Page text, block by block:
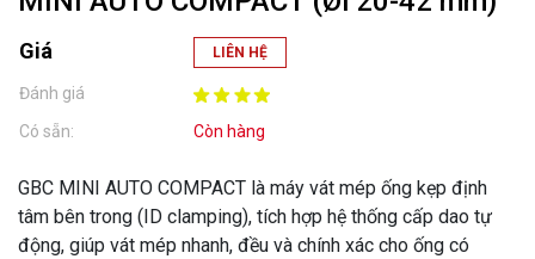
Giá LIÊN HỆ
Đánh giá
Có sẵn:
Còn hàng
GBC MINI AUTO COMPACT là máy vát mép ống kẹp định
tâm bên trong (ID clamping), tích hợp hệ thống cấp dao tự
động, giúp vát mép nhanh, đều và chính xác cho ống có